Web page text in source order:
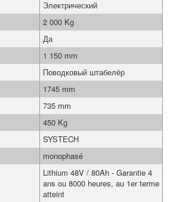
Электрический
2 000 Kg
Да
1 150 mm
Поводковый штабелёр
1745 mm
735 mm
450 Kg
SYSTECH
monophasé
Lithium 48V / 80Ah - Garantie 4
ans ou 8000 heures, au 1er terme
atteint